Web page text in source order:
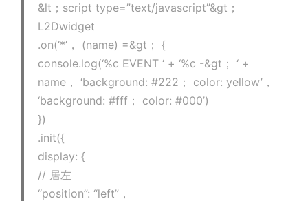
&lt；script type=”text/javascript”&gt；
L2Dwidget
.on(‘*’， (name) =&gt； {
console.log(‘%c EVENT ‘ + ‘%c -&gt； ‘ +
name， ‘background: #222； color: yellow’，
‘background: #fff； color: #000’)
})
.init({
display: {
// 居左
“position”: “left”，